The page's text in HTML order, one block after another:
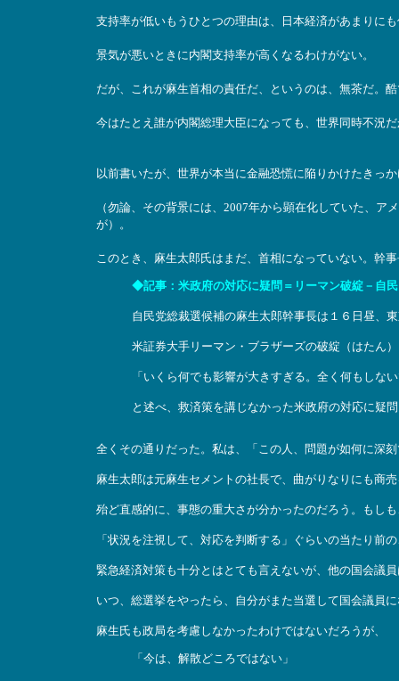
支持率が低いもうひとつの理由は、日本経済があまりに
景気が悪いときに内閣支持率が高くなるわけがない。
だが、これが麻生首相の責任だ、というのは、無茶だ。
今はたとえ誰が内閣総理大臣になっても、世界同時不況
以前書いたが、世界が本当に金融恐慌に陥りかけたきっ
（勿論、その背景には、2007年から顕在化していた、
が）。
このとき、麻生太郎氏はまだ、首相になっていない。幹
◆記事：米政府の対応に疑問＝リーマン破綻－自
自民党総裁選候補の麻生太郎幹事長は１６日昼、
米証券大手リーマン・ブラザーズの破綻（はたん
「いくら何でも影響が大きすぎる。全く何もしな
と述べ、救済策を講じなかった米政府の対応に疑
全くその通りだった。私は、「この人、問題が如何に深
麻生太郎は元麻生セメントの社長で、曲がりなりにも商
殆ど直感的に、事態の重大さが分かったのだろう。もし
「状況を注視して、対応を判断する」ぐらいの当たり前
緊急経済対策も十分とはとても言えないが、他の国会議
いつ、総選挙をやったら、自分がまた当選して国会議員
麻生氏も政局を考慮しなかったわけではないだろうが、
「今は、解散どころではない」